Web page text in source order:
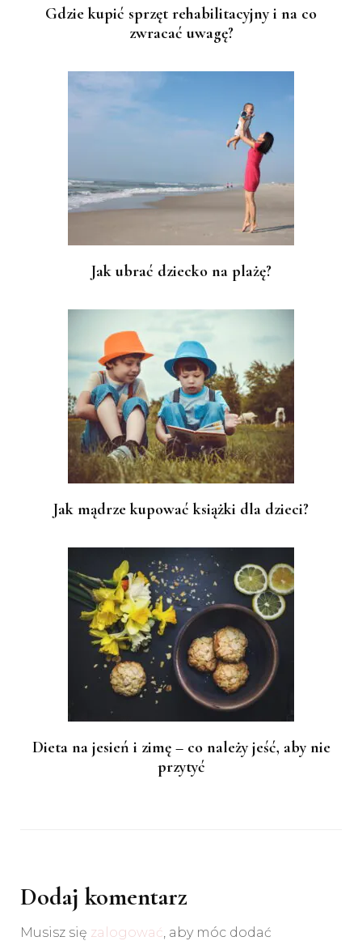
Gdzie kupić sprzęt rehabilitacyjny i na co
zwracać uwagę?
Jak ubrać dziecko na plażę?
Jak mądrze kupować książki dla dzieci?
Dieta na jesień i zimę – co należy jeść, aby nie
przytyć
Dodaj komentarz
Musisz się zalogować , aby móc dodać